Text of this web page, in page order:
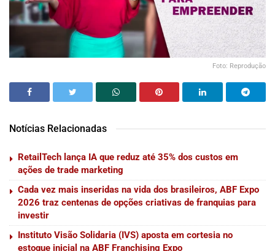
Foto: Reprodução
Notícias Relacionadas
RetailTech lança IA que reduz até 35% dos custos em
ações de trade marketing
Cada vez mais inseridas na vida dos brasileiros, ABF Expo
2026 traz centenas de opções criativas de franquias para
investir
Instituto Visão Solidaria (IVS) aposta em cortesia no
estoque inicial na ABF Franchising Expo